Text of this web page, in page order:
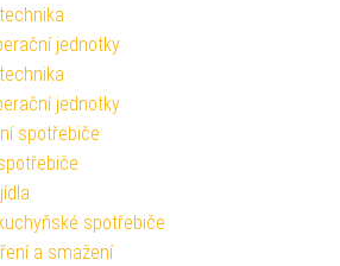
jednotky
jednotky
spotřebiče
spotřebiče
a smažení